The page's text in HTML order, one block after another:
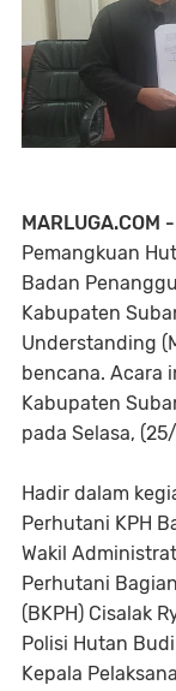
MARLUGA.COM -
Pemangkuan
Badan
Kabupaten
Understanding
bencana. Acara
Kabupaten
pada Selasa,
Hadir dalam
Perhutani KPH
Wakil
Perhutani
(BKPH) Cisalak
Polisi Hutan
Kepala